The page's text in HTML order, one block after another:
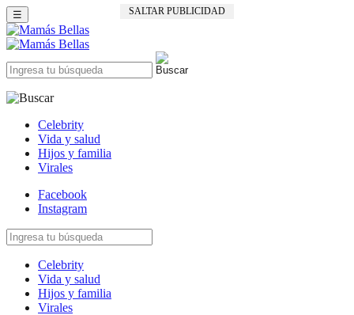
SALTAR PUBLICIDAD
☰
Celebrity
Vida y salud
Hijos y familia
Virales
Facebook
Instagram
Celebrity
Vida y salud
Hijos y familia
Virales